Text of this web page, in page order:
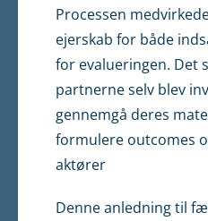
Processen
ejerskab for både
for evalueringen. Det
partnerne selv blev
gennemgå deres
formulere outcomes
aktører
Denne anledning til